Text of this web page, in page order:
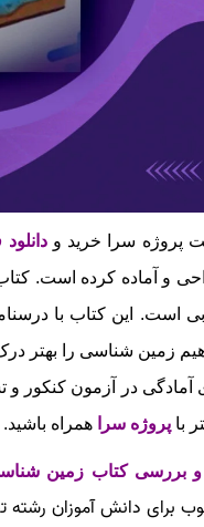
پروژه سرا خرید و
و آماده کرده است.
است. این کتاب با
زمین‌ شناسی را بهتر
آمادگی در آزمون کنکور
با پروژه سرا همراه باشید.
و بررسی کتاب زمین
برای دانش‌ آموزان